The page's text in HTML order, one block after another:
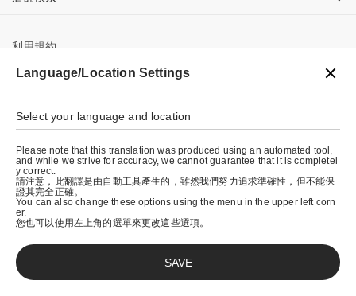
利用規約
プライバシーポリシー
特定商取引法に基づく表示
会社概要
© graniph inc.
Language/Location Settings
Select your language and location
Please note that this translation was produced using an automated tool,
and while we strive for accuracy, we cannot guarantee that it is completel
y correct.
請注意，此翻譯是由自動工具產生的，雖然我們努力追求準確性，但不能保
證其完全正確。
You can also change these options using the menu in the upper left corn
er.
您也可以使用左上角的選單來更改這些選項。
SAVE